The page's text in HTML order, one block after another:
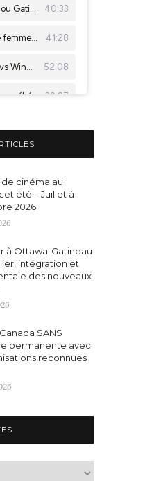
de cinéma au
été – Juillet à
2026
à Ottawa-Gatineau
intégration et
des nouveaux
SANS
permanente avec
reconnues